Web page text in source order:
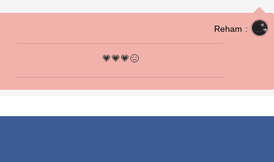
Reham :
💗💗💗😣